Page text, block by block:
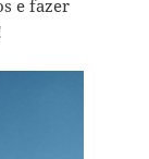
e fazer